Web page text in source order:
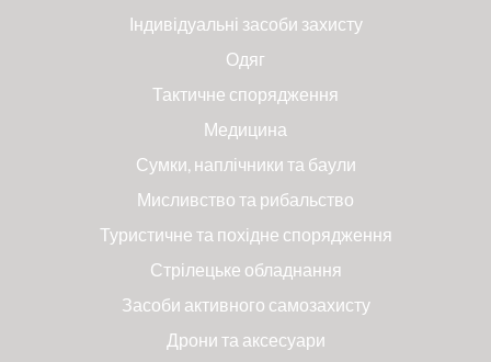
Індивідуальні засоби захисту
Одяг
Тактичне спорядження
Медицина
Сумки, наплічники та баули
Мисливство та рибальство
Туристичне та похідне спорядження
Стрілецьке обладнання
Засоби активного самозахисту
Дрони та аксесуари